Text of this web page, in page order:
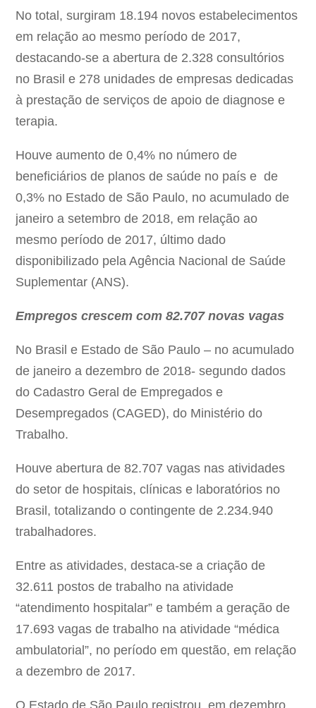
No total, surgiram 18.194 novos estabelecimentos
em relação ao mesmo período de 2017,
destacando-se a abertura de 2.328 consultórios
no Brasil e 278 unidades de empresas dedicadas
à prestação de serviços de apoio de diagnose e
terapia.
Houve aumento de 0,4% no número de
beneficiários de planos de saúde no país e de
0,3% no Estado de São Paulo, no acumulado de
janeiro a setembro de 2018, em relação ao
mesmo período de 2017, último dado
disponibilizado pela Agência Nacional de Saúde
Suplementar (ANS).
Empregos crescem com 82.707 novas vagas
No Brasil e Estado de São Paulo – no acumulado
de janeiro a dezembro de 2018- segundo dados
do Cadastro Geral de Empregados e
Desempregados (CAGED), do Ministério do
Trabalho.
Houve abertura de 82.707 vagas nas atividades
do setor de hospitais, clínicas e laboratórios no
Brasil, totalizando o contingente de 2.234.940
trabalhadores.
Entre as atividades, destaca-se a criação de
32.611 postos de trabalho na atividade
“atendimento hospitalar” e também a geração de
17.693 vagas de trabalho na atividade “médica
ambulatorial”, no período em questão, em relação
a dezembro de 2017.